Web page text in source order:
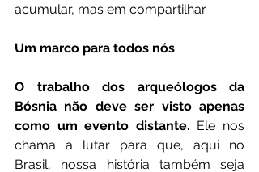
acumular, mas em compartilhar.
Um marco para todos nós
O trabalho dos arqueólogos da
Bósnia não deve ser visto apenas
como um evento distante. Ele nos
chama a lutar para que, aqui no
Brasil, nossa história também seja